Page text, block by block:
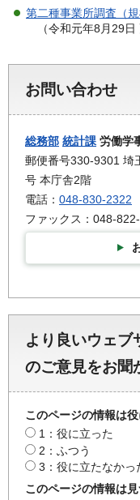
第二種事業所調査（
（令和元年8月29日
お問い合わせ
総務部 統計課 労働学
郵便番号330-9301 埼
号 本庁舎2階
電話： 048-830-2322
ファックス：048-
より良いウェブ
のご意見をお聞
このページの情報は
1：役に立った
2：ふつう
3：役に立たなかっ
このページの情報は